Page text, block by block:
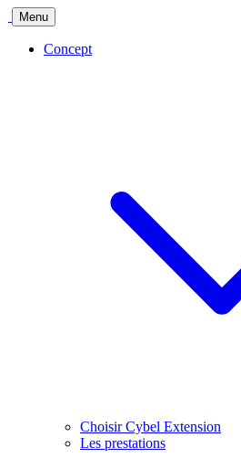
Menu
Concept
Choisir Cybel Extension
Les prestations